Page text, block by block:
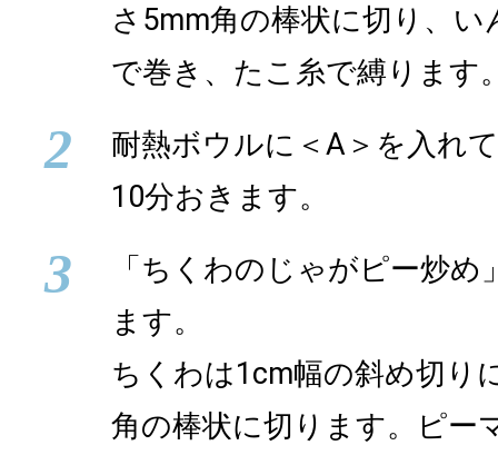
さ5mm角の棒状に切り、
で巻き、たこ糸で縛ります
2
耐熱ボウルに＜A＞を入れ
10分おきます。
3
「ちくわのじゃがピー炒
ます。
ちくわは1cm幅の斜め切り
角の棒状に切ります。ピー